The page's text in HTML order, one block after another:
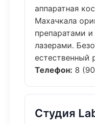
аппаратная
Махачкала
препаратами
лазерами.
естественный
Телефон: 8
Студия